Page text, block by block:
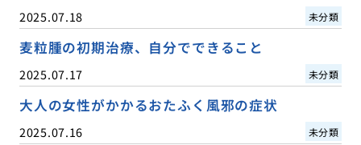
2025.07.18 未分類
麦粒腫の初期治療、自分でできること
2025.07.17 未分類
大人の女性がかかるおたふく風邪の症状
2025.07.16 未分類